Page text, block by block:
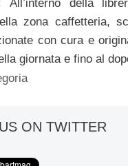
All’interno della
zona caffetteria,
con cura e
giornata e fino al
ON TWITTER